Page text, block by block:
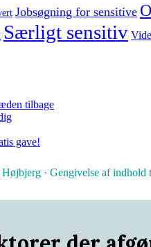
Jobsøgning for sensitive
Særligt sensitiv
tilbage
gave!
· Gengivelse af indhold